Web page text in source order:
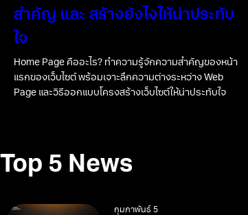
สำคัญ และ สร้างยังไงให้น่าประทับ
ใจ
Home Page คืออะไร? ทำความรู้จักความสำคัญของหน้า
แรกของเว็บไซต์ พร้อมเจาะลึกความต่างระหว่าง Web
Page และวิธีออกแบบโครงสร้างเว็บไซต์ให้น่าประทับใจ
Top 5 News
กุมภาพันธ์ 5